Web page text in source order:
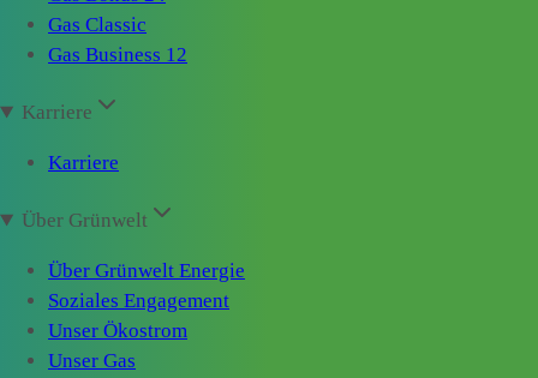
Gas Classic
Gas Business 12
Karriere
Karriere
Über Grünwelt
Über Grünwelt Energie
Soziales Engagement
Unser Ökostrom
Unser Gas